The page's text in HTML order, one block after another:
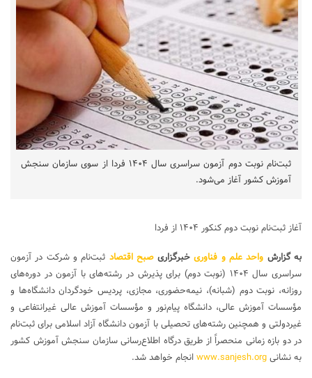
ثبت‌نام نوبت دوم آزمون‌ سراسری‌ سال‌ ۱۴۰۴ فردا از سوی سازمان سنجش
آموزش کشور آغاز می‌شود.
آغاز ثبت‌نام نوبت دوم کنکور ۱۴۰۴ از فردا
به گزارش واحد علم و فناوری خبرگزاریصبح اقتصاد ثبت‌نام‌ و شرکت‌ در آزمون‌
سراسری‌ سال ۱۴۰۴ (نوبت دوم) برای‌ پذیرش در رشته‌های با آزمون در دوره‌های‌
روزانه، نوبت دوم (شبانه)، نیمه‌حضوری، مجازی، پردیس خودگردان دانشگاه‌ها و
مؤسسات‌ آموزش‌ عالی، دانشگاه‌ پیام‌نور و مؤسسات‌ آموزش‌ عالی‌ غیرانتفاعی‌ و
غیردولتی‌ و همچنین رشته‌های تحصیلی با آزمون دانشگاه آزاد اسلامی برای ثبت‌نام
در دو بازه زمانی منحصراً از طریق درگاه اطلاع‌رسانی سازمان سنجش آموزش کشور
به نشانیwww.sanjesh.orgانجام خواهد شد.